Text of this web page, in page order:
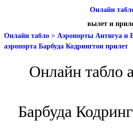
Онлайн
вылет и
Онлайн табло > Аэропорты Антигуа и
аэропорта Барбуда Кодрингтон прилет
Онлайн табло
Барбуда